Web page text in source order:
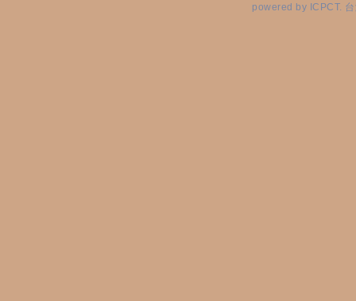
powered by ICPCT.